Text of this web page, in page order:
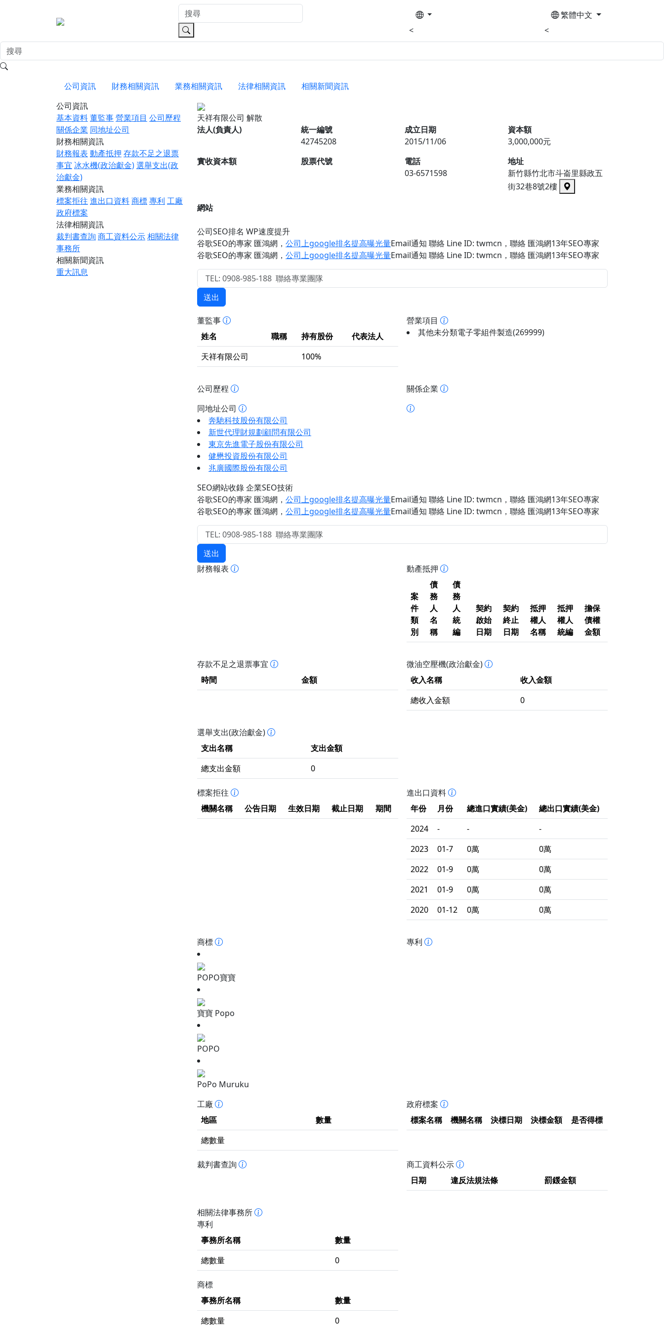
<
繁體中文
<
公司資訊 財務相關資訊 業務相關資訊 法律相關資訊
相關新聞資訊
公司資訊
基本資料董監事營業項目 公司歷程
關係企業 同地址公司
財務相關資訊
財務報表 動產抵押 存款不足之退票
事宜 冰水機(政治獻金)選舉支出(政
治獻金)
業務相關資訊
標案拒往 進出口資料商標專利 工廠
政府標案
法律相關資訊
裁判書查詢 商工資料公示相關法律
事務所
相關新聞資訊
重大訊息
天祥有限公司 解散
法人(負責人)
統一編號
42745208
成立日期
2015/11/06
資本額
3,000,000元
實收資本額
股票代號
電話
03-6571598
地址
新竹縣竹北市斗崙里縣政五
街32巷8號2樓
網站
公司SEO排名 WP速度提升
谷歌SEO的專家 匯鴻網 ， 公司上google排名提高曝光量Email通知 聯絡 Line ID: twmcn ，聯絡 匯鴻網13年SEO專家
谷歌SEO的專家 匯鴻網 ， 公司上google排名提高曝光量Email通知 聯絡 Line ID: twmcn ，聯絡 匯鴻網13年SEO專家
送出
董監事
姓名
職稱 持有股份
代表法人
天祥有限公司
100%
營業項目
其他未分類電子零組件製造(269999)
公司歷程
關係企業
同地址公司
奔馳科技股份有限公司
新世代理財規劃顧問有限公司
東京先進電子股份有限公司
健懋投資股份有限公司
兆廣國際股份有限公司
SEO網站收錄 企業SEO技術
谷歌SEO的專家 匯鴻網 ， 公司上google排名提高曝光量Email通知 聯絡 Line ID: twmcn ，聯絡 匯鴻網13年SEO專家
谷歌SEO的專家 匯鴻網 ， 公司上google排名提高曝光量Email通知 聯絡 Line ID: twmcn ，聯絡 匯鴻網13年SEO專家
送出
財務報表
動產抵押
案
件
類
別
債
務
人
名
稱
債
務
人
統
編
契約
啟始
日期
契約
終止
日期
抵押
權人
名稱
抵押
權人
統編
擔保
債權
金額
存款不足之退票事宜
時間
金額
微油空壓機(政治獻金)
收入名稱
收入金額
總收入金額
0
選舉支出(政治獻金)
支出名稱
支出金額
總支出金額
0
標案拒往
機關名稱
公告日期 生效日期 截止日期 期間
進出口資料
年份
月份 總進口實績(美金)
總出口實績(美金)
2024
- -
-
2023
01-7 0萬
0萬
2022
01-9 0萬
0萬
2021
01-9 0萬
0萬
2020
01-12 0萬 0萬
商標
POPO寶寶
寶寶 Popo
POPO
PoPo Muruku
專利
工廠
地區
數量
總數量
政府標案
標案名稱
機關名稱 決標日期 決標金額 是否得標
裁判書查詢
商工資料公示
日期
違反法規法條 罰鍰金額
相關法律事務所
專利
事務所名稱
數量
總數量
0
商標
事務所名稱
數量
總數量
0